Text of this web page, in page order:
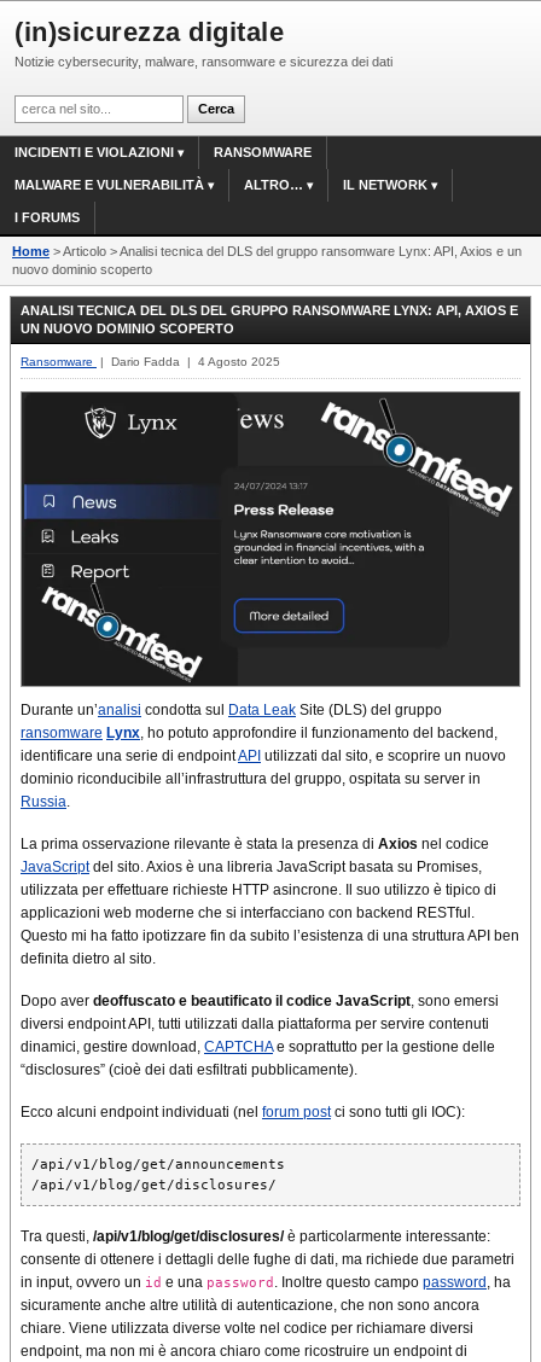
(in)sicurezza digitale
Notizie cybersecurity, malware, ransomware e sicurezza dei dati
INCIDENTI E VIOLAZIONI RANSOMWARE
MALWARE E VULNERABILITÀ ALTRO… IL NETWORK
I FORUMS
Home > Articolo > Analisi tecnica del DLS del gruppo ransomware Lynx: API, Axios e un
nuovo dominio scoperto
ANALISI TECNICA DEL DLS DEL GRUPPO RANSOMWARE LYNX: API, AXIOS E
UN NUOVO DOMINIO SCOPERTO
Ransomware | Dario Fadda | 4 Agosto 2025
Durante un’analisi condotta sul Data Leak Site (DLS) del gruppo
ransomware Lynx, ho potuto approfondire il funzionamento del backend,
identificare una serie di endpointAPI utilizzati dal sito, e scoprire un nuovo
dominio riconducibile all’infrastruttura del gruppo, ospitata su server in
Russia.
La prima osservazione rilevante è stata la presenza di Axios nel codice
JavaScriptdel sito. Axios è una libreria JavaScript basata su Promises,
utilizzata per effettuare richieste HTTP asincrone. Il suo utilizzo è tipico di
applicazioni web moderne che si interfacciano con backend RESTful.
Questo mi ha fatto ipotizzare fin da subito l’esistenza di una struttura API ben
definita dietro al sito.
Dopo aver deoffuscato e beautificato il codice JavaScript, sono emersi
diversi endpoint API, tutti utilizzati dalla piattaforma per servire contenuti
dinamici, gestire download, CAPTCHAe soprattutto per la gestione delle
“disclosures” (cioè dei dati esfiltrati pubblicamente).
Ecco alcuni endpoint individuati (nel forum postci sono tutti gli IOC):
/api/v1/blog/get/announcements
Tra questi, /api/v1/blog/get/disclosures/è particolarmente interessante:
consente di ottenere i dettagli delle fughe di dati, ma richiede due parametri
in input, ovvero un id e una password . Inoltre questo campo password , ha
sicuramente anche altre utilità di autenticazione, che non sono ancora
chiare. Viene utilizzata diverse volte nel codice per richiamare diversi
endpoint, ma non mi è ancora chiaro come ricostruire un endpoint di